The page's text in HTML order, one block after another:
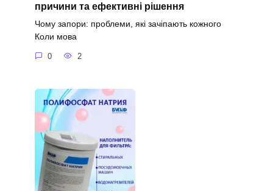
причини та ефективні рішення
Чому запори: проблеми, які зачіпають кожного
Коли мова
0 2